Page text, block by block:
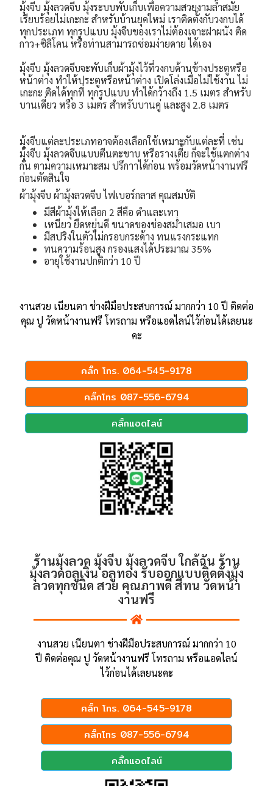
มุ้งจีบ มุ้งลวดจีบ มุ้งระบบพับเก็บเพื่อความสวยงามล้ำสมัย
เรียบร้อยไม่เกะกะ สำหรับบ้านยุคใหม่ เราติดตั้งกับวงกบได้
ทุกประเภท ทุกรูปแบบ มุ้งจีบของเราไม่ต้องเจาะฝาผนัง ติด
กาว+ซิลิโคน หรือท่านสามารถซ่อมง่ายดาย ได้เอง
มุ้งจีบ มุ้งลวดจีบจะพับเก็บผ้ามุ้งไว้ที่วงกบด้านข้างประตูหรือ
หน้าต่าง ทำให้ประตูหรือหน้าต่าง เปิดโล่งเมื่อไม่ใช้งาน ไม่
เกะกะ ติดได้ทุกที่ ทุกรูปแบบ ทำได้กว้างถึง 1.5 เมตร สำหรับ
บานเดี่ยว หรือ 3 เมตร สำหรับบานคู่ และสูง 2.8 เมตร
มุ้งจีบแต่ละประเภทอาจต้องเลือกใช้เหมาะกับแต่ละที่ เช่น
มุ้งจีบ มุ้งลวดจีบแบบตีนตะขาบ หรือรางเตี้ย ก็จะใช้แตกต่าง
กัน ตามความเหมาะสม ปรึกาาได้ก่อน พร้อมวัดหน้างานฟรี
ก่อนตัดสินใจ
ผ้ามุ้งจีบ ผ้ามุ้งลวดจีบ ไฟเบอร์กลาส คุณสมบัติ
มีสีผ้ามุ้งให้เลือก 2 สีคือ ดำและเทา
เหนียว ยืดหยุ่นดี ขนาดของช่องสม่ำเสมอ เบา
มีสปริงในตัวไม่กรอบกระด้าง ทนแรงกระแทก
ทนความร้อนสูง กรองแสงได้ประมาณ 35%
อายุใช้งานปกติกว่า 10 ปี
งานสวย เนียนตา ช่างฝีมือประสบการณ์ มากกว่า 10 ปี ติดต่อ
คุณ ปู วัดหน้างานฟรี โทรถาม หรือแอดไลน์ไว้ก่อนได้เลยนะ
คะ
คลิ๊ก โทร. 064-545-9178
คลิ๊กโทร 087-556-6794
คลิ๊กแอดไลน์
ร้านมุ้งลวด มุ้งจีบ มุ้งลวดจีบ ใกล้ฉัน ร้าน
มุ้งลวดอลูเงิน อลูทอง รับออกแบบติดตั้งมุ้ง
ลวดทุกชนิด สวย คุณภาพดี สีทน วัดหน้า
งานฟรี
งานสวย เนียนตา ช่างฝีมือประสบการณ์ มากกว่า 10
ปี ติดต่อคุณ ปู วัดหน้างานฟรี โทรถาม หรือแอดไลน์
ไว้ก่อนได้เลยนะคะ
คลิ๊ก โทร. 064-545-9178
คลิ๊กโทร 087-556-6794
คลิ๊กแอดไลน์